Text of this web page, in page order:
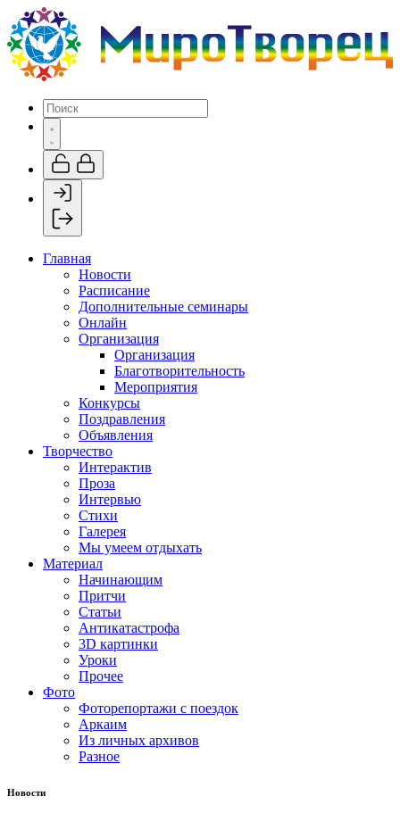
Главная
Новости
Расписание
Дополнительные семинары
Онлайн
Организация
Организация
Благотворительность
Мероприятия
Конкурсы
Поздравления
Объявления
Творчество
Интерактив
Проза
Интервью
Стихи
Галерея
Мы умеем отдыхать
Материал
Начинающим
Притчи
Статьи
Антикатастрофа
3D картинки
Уроки
Прочее
Фото
Фоторепортажи с поездок
Аркаим
Из личных архивов
Разное
Новости